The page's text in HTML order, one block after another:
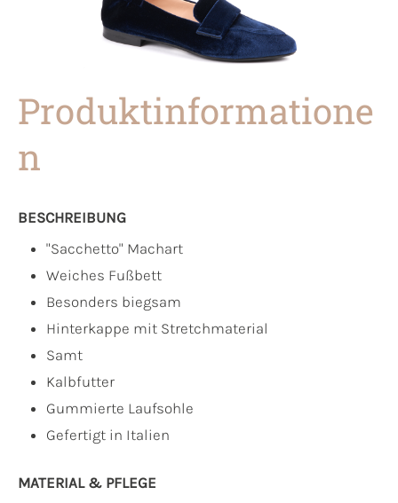
Produktinformatione
n
BESCHREIBUNG
"Sacchetto" Machart
Weiches Fußbett
Besonders biegsam
Hinterkappe mit Stretchmaterial
Samt
Kalbfutter
Gummierte Laufsohle
Gefertigt in Italien
MATERIAL & PFLEGE